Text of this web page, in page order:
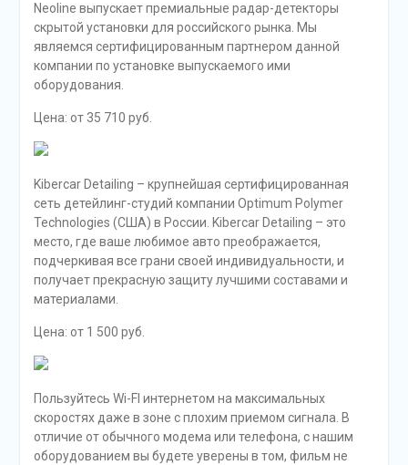
Neoline выпускает премиальные радар-детекторы
скрытой установки для российского рынка. Мы
являемся сертифицированным партнером данной
компании по установке выпускаемого ими
оборудования.
Цена: от 35 710 руб.
Kibercar Detailing – крупнейшая сертифицированная
сеть детейлинг-студий компании Optimum Polymer
Technologies (США) в России. Kibercar Detailing – это
место, где ваше любимое авто преображается,
подчеркивая все грани своей индивидуальности, и
получает прекрасную защиту лучшими составами и
материалами.
Цена: от 1 500 руб.
Пользуйтесь Wi-FI интернетом на максимальных
скоростях даже в зоне с плохим приемом сигнала. В
отличие от обычного модема или телефона, с нашим
оборудованием вы будете уверены в том, фильм не